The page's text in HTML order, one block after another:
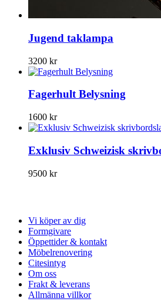
Jugend taklampa
3200 kr
Fagerhult Belysning
1600 kr
Exklusiv Schweizisk
9500 kr
Vi köper av dig
Formgivare
Öppettider & kontakt
Möbelrenovering
Citesintyg
Om oss
Frakt & leverans
Allmänna villkor